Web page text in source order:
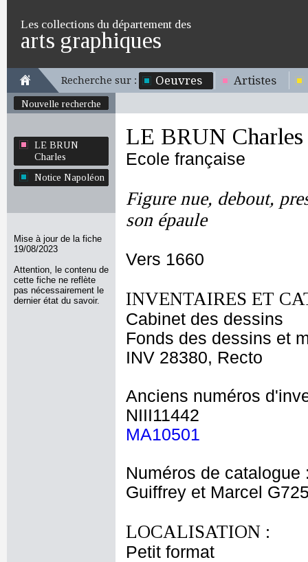
Les collections du département des
arts graphiques
Recherche sur : Oeuvres Artistes
Nouvelle recherche
LE BRUN
Charles
Notice Napoléon
Mise à jour de la fiche
19/08/2023
Attention, le contenu de
cette fiche ne reflète
pas nécessairement le
dernier état du savoir.
LE BRUN Charles
Ecole française
Figure nue, debout,
son épaule
Vers 1660
INVENTAIRES ET
Cabinet des dessins
Fonds des dessins et
INV 28380, Recto
Anciens numéros
NIII11442
MA10501
Numéros de catalogue
Guiffrey et Marcel
LOCALISATION :
Petit format